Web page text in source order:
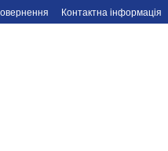
Контактна інформація